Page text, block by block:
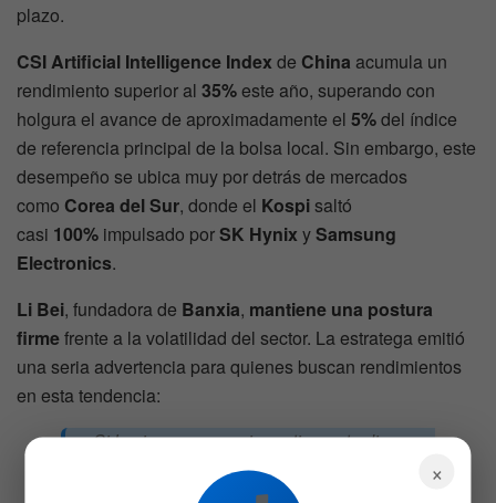
plazo.
CSI Artificial Intelligence Index de China acumula un
rendimiento superior al 35%este año, superando con
holgura el avance de aproximadamente el 5%del índice
de referencia principal de la bolsa local. Sin embargo, este
desempeño se ubica muy por detrás de mercados
como Corea del Sur, donde el Kospisaltó
casi 100% impulsado porSK Hynix ySamsung
Electronics.
Li Bei, fundadora de Banxia, mantiene una postura
firmefrente a la volatilidad del sector. La estratega emitió
una seria advertencia para quienes buscan rendimientos
en esta tendencia:
«Si los inversores quieren tirar este dinero
persiguiendo la inteligencia artificial, incluso
si se enojan conmigo por decir esto, igual
×